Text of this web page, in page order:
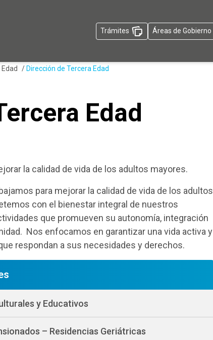
Trámites Áreas de Gobierno
/ Dirección de Tercera Edad
Edad
la calidad de vida de los adultos mayores.
para mejorar la calidad de vida de los adultos
con el bienestar integral de nuestros
que promueven su autonomía, integración
Nos enfocamos en garantizar una vida activa y
respondan a sus necesidades y derechos.
y Educativos
– Residencias Geriátricas